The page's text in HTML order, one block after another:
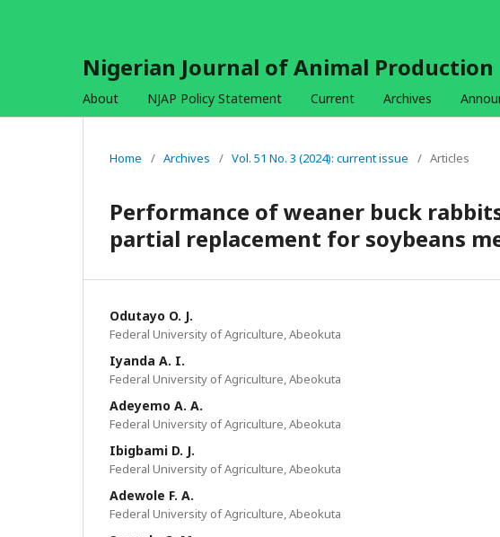
Nigerian Journal of Animal Production
About NJAP Policy Statement Current Archives
Home / Archives / Vol. 51 No. 3 (2024): current issue / Articles
Performance of weaner buck
partial replacement for soybeans
Odutayo O. J.
Federal University of Agriculture, Abeokuta
Iyanda A. I.
Federal University of Agriculture, Abeokuta
Adeyemo A. A.
Federal University of Agriculture, Abeokuta
Ibigbami D. J.
Federal University of Agriculture, Abeokuta
Adewole F. A.
Federal University of Agriculture, Abeokuta